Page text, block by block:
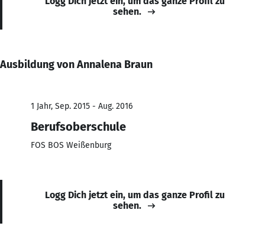
sehen.
Ausbildung von Annalena Braun
1 Jahr, Sep. 2015 - Aug. 2016
Berufsoberschule
FOS BOS Weißenburg
Logg Dich jetzt ein, um das ganze Profil zu
sehen.